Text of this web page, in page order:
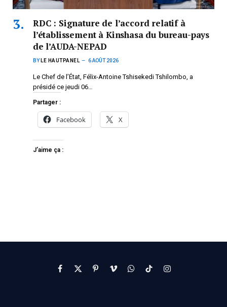
RDC : Signature de l’accord relatif à
l’établissement à Kinshasa du bureau-pays
de l’AUDA-NEPAD
BY LE HAUTPANEL 6 AOÛT 2026
Le Chef de l’État, Félix-Antoine Tshisekedi Tshilombo, a
présidé ce jeudi 06…
Partager :
Facebook X
J’aime ça :
Facebook
X
PinterestVimeoWhatsApp
TikTokInstagram